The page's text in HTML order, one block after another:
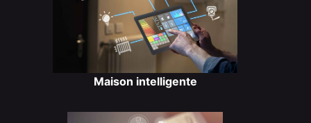
Maison intelligente